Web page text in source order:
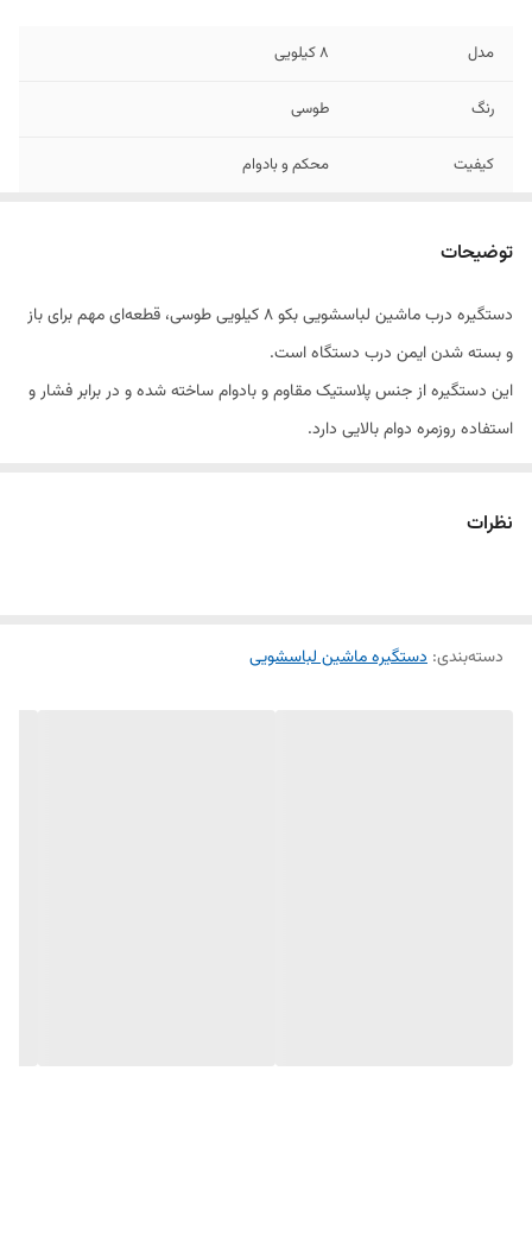
مدل ۸ کیلویی
رنگ طوسی
کیفیت محکم و بادوام
توضیحات
دستگیره درب ماشین لباسشویی بکو ۸ کیلویی طوسی، قطعه‌ای مهم برای باز
و بسته شدن ایمن درب دستگاه است.
این دستگیره از جنس پلاستیک مقاوم و بادوام ساخته شده و در برابر فشار و
استفاده روزمره دوام بالایی دارد.
و به‌صورت تکی و عمده قابل خرید است.
نظرات
دسته‌بندی: دستگیره ماشین لباسشویی